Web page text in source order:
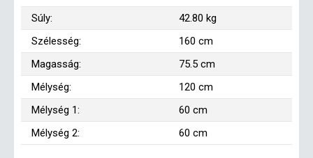
Súly:
42.80 kg
Szélesség:
160 cm
Magasság:
75.5 cm
Mélység:
120 cm
Mélység 1:
60 cm
Mélység 2:
60 cm